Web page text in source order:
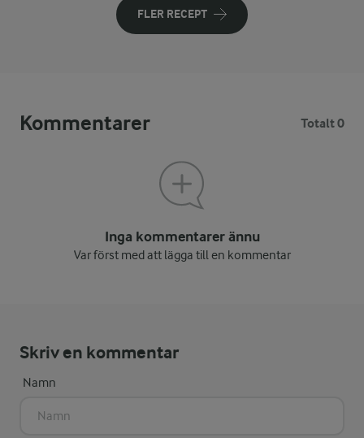
FLER RECEPT
Kommentarer Totalt 0
Inga kommentarer ännu
Var först med att lägga till en kommentar
Skriv en kommentar
Namn